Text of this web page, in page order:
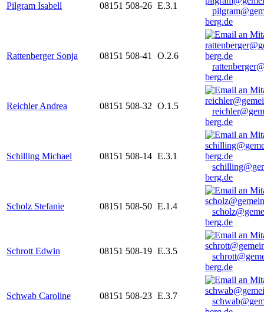
Pilgram Isabell 08151 508-26 E.3.1
berg.de
Rattenberger Sonja 08151 508-41
O.2.6
berg.de
Reichler Andrea 08151 508-32 O.1.5
berg.de
Schilling Michael 08151 508-14 E.3.1
berg.de
Scholz Stefanie 08151 508-50 E.1.4
berg.de
Schrott Edwin 08151 508-19 E.3.5
berg.de
Schwab Caroline 08151 508-23 E.3.7